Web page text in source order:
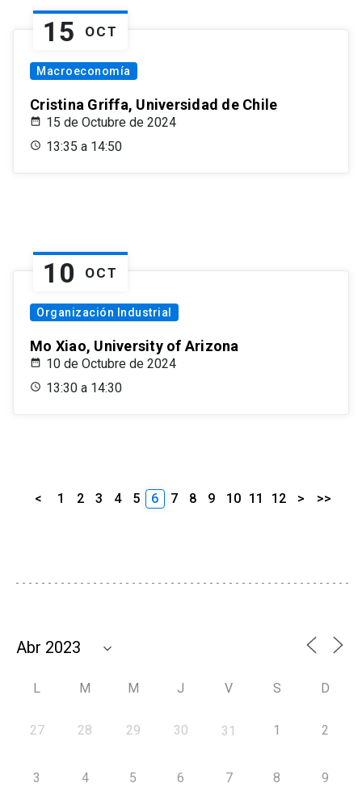
15 OCT
Macroeconomía
Cristina Griffa, Universidad de Chile
15 de Octubre de 2024
13:35 a 14:50
10 OCT
Organización Industrial
Mo Xiao, University of Arizona
10 de Octubre de 2024
13:30 a 14:30
< 1 2 3 4 5 6 7 8 9 10 11 12 > >>
L M M J V S D
27 28 29 30 31 1 2
3 4 5 6 7 8 9